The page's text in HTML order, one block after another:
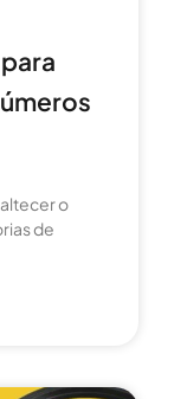
o
de